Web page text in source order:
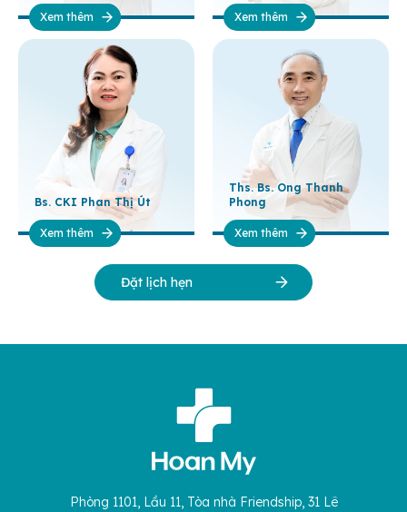
Xem thêm
Bs. CKI Phan Thị Út
Xem thêm
Xem thêm
Ths. Bs. Ong Thanh
Phong
Xem thêm
Đặt lịch hẹn
Phòng 1101, Lầu 11, Tòa nhà Friendship, 31 Lê